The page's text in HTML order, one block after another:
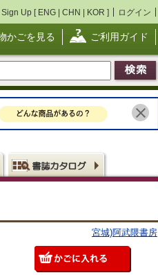
Sign Up [ ENG | CHN | KOR ] ログイン
かごを見る ご利用ガイド
宮城)阿武隈書房